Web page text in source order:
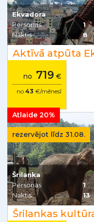
Ekvadora
Personas
1
Naktis
8
Aktīvā atpūta
no 719 €
no 43 €/mēnesī
Atlaide 20%
rezervējot līdz 31.08.
Šrilanka
Personas
1
Naktis
13
Šrilankas